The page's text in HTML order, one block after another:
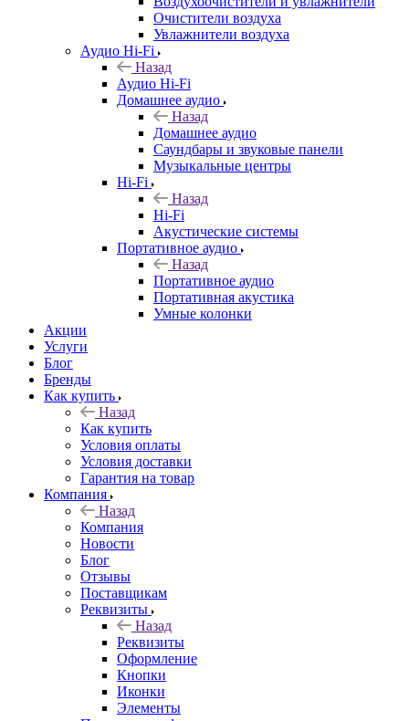
Очистители воздуха
Увлажнители воздуха
Аудио Hi-Fi
Назад
Аудио Hi-Fi
Домашнее аудио
Назад
Домашнее аудио
Саундбары и звуковые панели
Музыкальные центры
Hi-Fi
Назад
Hi-Fi
Акустические системы
Портативное аудио
Назад
Портативное аудио
Портативная акустика
Умные колонки
Акции
Услуги
Блог
Бренды
Как купить
Назад
Как купить
Условия оплаты
Условия доставки
Гарантия на товар
Компания
Назад
Компания
Новости
Блог
Отзывы
Поставщикам
Реквизиты
Назад
Реквизиты
Оформление
Кнопки
Иконки
Элементы